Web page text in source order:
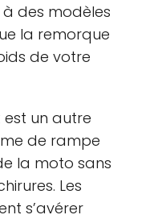
des modèles
la remorque
de votre
un autre
de rampe
la moto sans
Les
s’avérer